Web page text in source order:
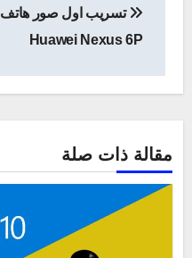
المقالات
تسريب اول صور هاتف
Huawei Nexus 6P
مقالة ذات صلة